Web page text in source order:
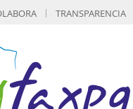
TRANSPARENCIA